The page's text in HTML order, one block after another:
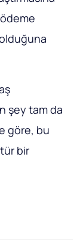
şey tam da
göre, bu
bir